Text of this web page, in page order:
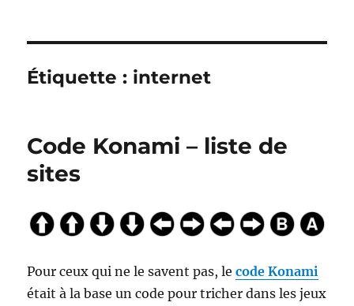
Étiquette : internet
Code Konami – liste de
sites
Pour ceux qui ne le savent pas, lecode Konami
était à la base un code pour tricher dans les jeux